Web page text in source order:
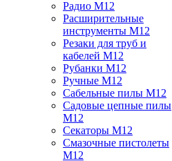
Радио M12
Расширительные
инструменты M12
Резаки для труб и
кабелей M12
Рубанки M12
Ручные M12
Сабельные пилы M12
Садовые цепные пилы
M12
Секаторы M12
Смазочные пистолеты
M12